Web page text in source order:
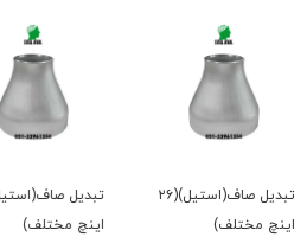
تبدیل صاف(استیل)(۲۴
اینچ مختلف)
اینچ مختلف)